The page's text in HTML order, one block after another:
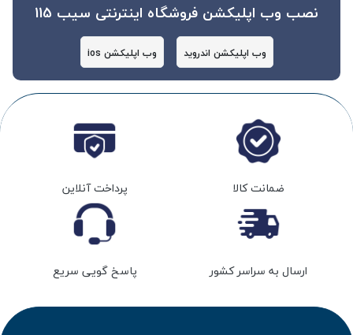
نصب وب اپلیکشن فروشگاه اینترنتی سیب 115
وب اپلیکشن اندروید وب اپلیکشن ios
ضمانت کالا پرداخت آنلاین
ارسال به سراسر کشور پاسخ گویی سریع